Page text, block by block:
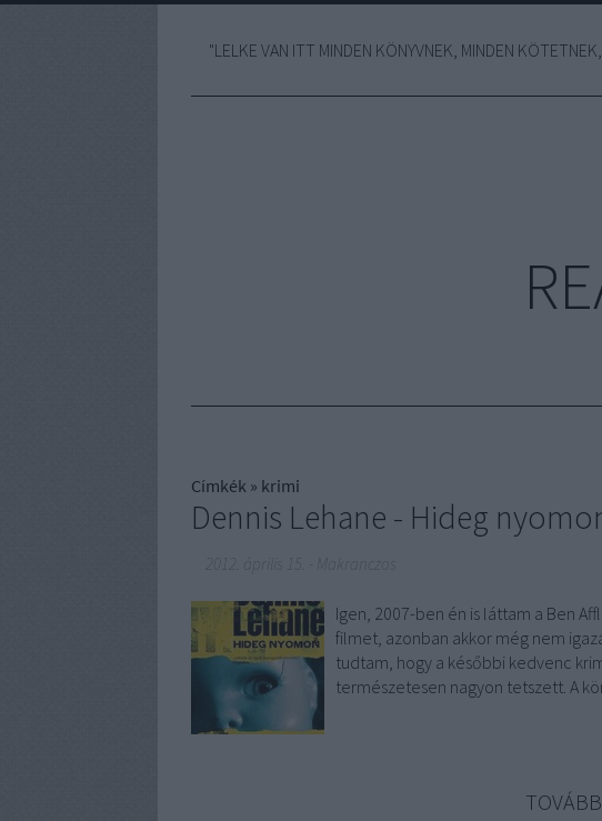
"LELKE VAN ITT MINDEN KÖNYVNEK, MINDEN
Címkék » krimi
Dennis Lehane - Hideg
Makranczos
Igen, 2007-ben én is láttam a Ben
filmet, azonban akkor még nem
tudtam, hogy a későbbi kedvenc
természetesen nagyon tetszett. A
TOVÁBB